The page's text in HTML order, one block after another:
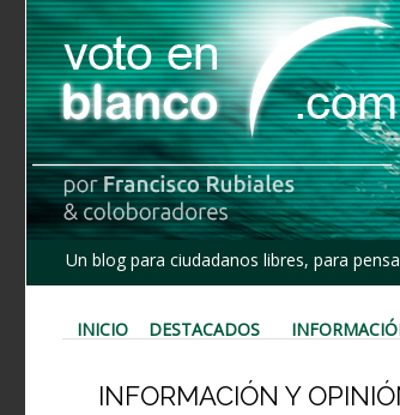
Un blog para ciudadanos libres, para
INICIO DESTACADOS
INFORMACIÓN Y